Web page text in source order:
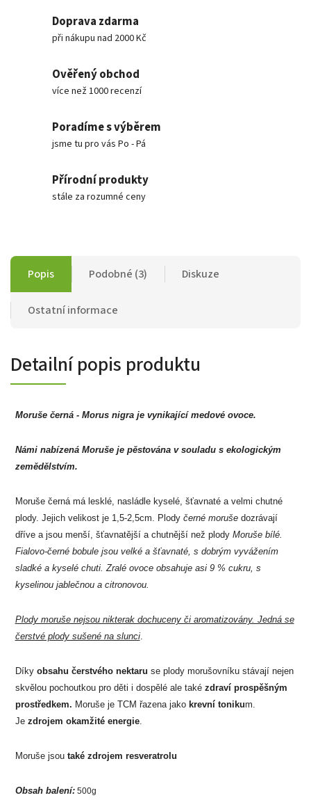
Doprava zdarma
při nákupu nad 2000 Kč
Ověřený obchod
více než 1000 recenzí
Poradíme s výběrem
jsme tu pro vás Po - Pá
Přírodní produkty
stále za rozumné ceny
Popis Podobné (3) Diskuze
Ostatní informace
Detailní popis produktu
Moruše černá - Morus nigraje vynikající medové ovoce.
Námi nabízená Moruše je pěstována v souladu s ekologickým
zemědělstvím.
Moruše černá má lesklé, nasládle kyselé, šťavnaté a velmi chutné
plody. Jejich velikost je 1,5-2,5cm. Plody černé moruše dozrávají
dříve a jsou menší, šťavnatější a chutnější než plodyMoruše bílé.
Fialovo-černé bobule jsou velké a šťavnaté, s dobrým vyvážením
sladké a kyselé chuti. Zralé ovoce obsahuje asi 9 % cukru, s
kyselinou jablečnou a citronovou.
Plody moruše nejsou nikterak dochuceny či aromatizovány. Jedná se
čerstvé plody sušené na slunci.
Díky obsahu čerstvého nektaru se plody morušovníku stávají nejen
skvělou pochoutkou pro děti i dospělé ale takézdraví prospěšným
prostředkem. Moruše je TCM řazena jako krevní tonikum.
Jezdrojem okamžité energie.
Moruše jsoutaké zdrojem resveratrolu
Obsah balení:500g